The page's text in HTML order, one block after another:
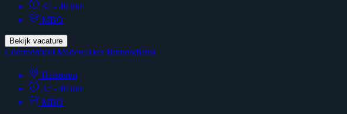
32 - 40 uur
MBO
Bekijk vacature
Commercieel Medewerker Binnendienst
Halsteren
32 - 40 uur
MBO